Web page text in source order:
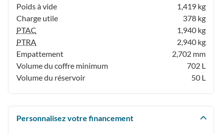
Poids à vide
1,419 kg
Charge utile
378 kg
PTAC
1,940 kg
PTRA
2,940 kg
Empattement
2,702 mm
Volume du coffre minimum
702 L
Volume du réservoir
50 L
Personnalisez votre financement